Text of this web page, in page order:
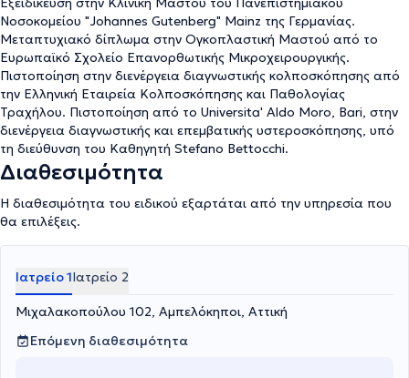
Νοσοκομείου "Johannes Gutenberg" Mainz της Γερμανίας.
Μεταπτυχιακό δίπλωμα στην Ογκοπλαστική Μαστού από το
Ευρωπαϊκό Σχολείο Επανορθωτικής Μικροχειρουργικής.
Πιστοποίηση στην διενέργεια διαγνωστικής κολποσκόπησης από
την Ελληνική Εταιρεία Κολποσκόπησης και Παθολογίας
Τραχήλου. Πιστοποίηση από το Universita' Aldo Moro, Bari, στην
διενέργεια διαγνωστικής και επεμβατικής υστεροσκόπησης, υπό
τη διεύθυνση του Καθηγητή Stefano Bettocchi.
Διαθεσιμότητα
Η διαθεσιμότητα του ειδικού εξαρτάται από την υπηρεσία που
θα επιλέξεις.
Ιατρείο 1Ιατρείο 2
Μιχαλακοπούλου 102, Αμπελόκηποι, Αττική
Επόμενη διαθεσιμότητα